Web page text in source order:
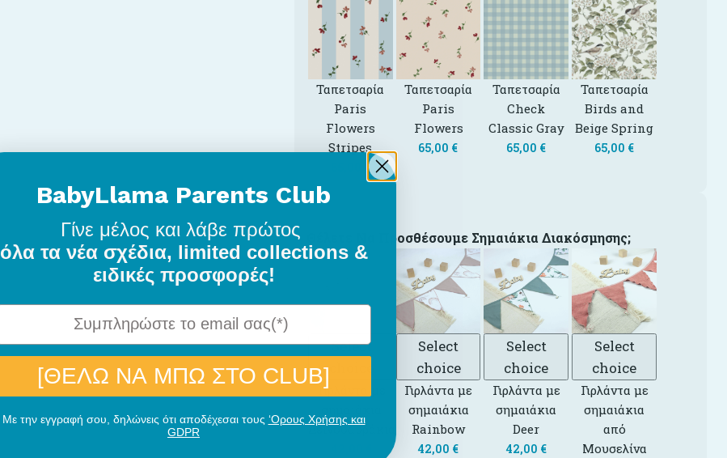
Ταπετσαρία
Paris
Flowers
Stripes
€
Ταπετσαρία
Paris
Flowers
65,00 €
Ταπετσαρία
Check
Classic Gray
65,00 €
Ταπετσαρία
Birds and
Beige Spring
65,00 €
Θέλετε Να Προσθέσουμε Σημαιάκια Διακόσμησης;
Select
Γιρλάντα με
Δεινοσαυράκια
Select
choice
Γιρλάντα με
σημαιάκια
Rainbow
42,00 €
Select
choice
Γιρλάντα με
σημαιάκια
Deer
42,00 €
Select
choice
Γιρλάντα με
σημαιάκια
από
Μουσελίνα
BabyLlama Parents Club
Γίνε μέλος και λάβε πρώτος
όλα τα νέα σχέδια, limited collections &
ειδικές προσφορές!
[ΘΕΛΩ ΝΑ ΜΠΩ ΣΤΟ CLUB]
Με την εγγραφή σου, δηλώνεις ότι αποδέχεσαι τους ‘Ορους Χρήσης και
GDPR